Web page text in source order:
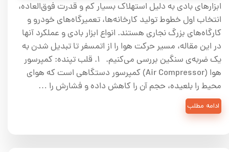
ابزارهای بادی به دلیل استهلاک بسیار کم و قدرت فوق‌العاده،
انتخاب اول خطوط تولید کارخانه‌ها، تعمیرگاه‌های خودرو و
کارگاه‌های بزرگ نجاری هستند. انواع ابزار بادی و عملکرد آنها
در این مقاله، مسیر حرکت هوا را از اتمسفر تا تبدیل شدن به
یک ضربه‌ی سنگین بررسی می‌کنیم. ۱. قلب تپنده: کمپرسور
هوا (Air Compressor) کمپرسور دستگاهی است که هوای
محیط را بلعیده، حجم آن را کاهش داده و فشارش را …
ادامه مطلب